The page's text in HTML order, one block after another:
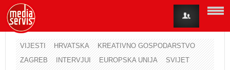
VIJESTI HRVATSKA
KREATIVNO GOSPODARSTVO
ZAGREB
INTERVJUI EUROPSKA UNIJA
SVIJET
Korisničko ime